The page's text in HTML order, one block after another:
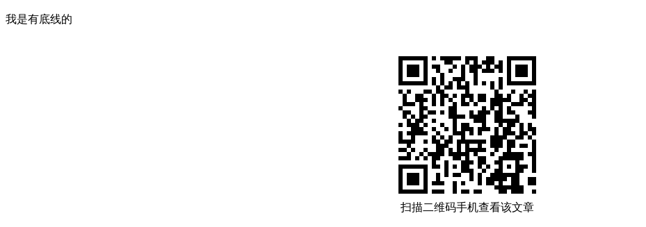
我是有底线的
扫描二维码手机查看该文章